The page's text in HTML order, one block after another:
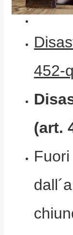
452-
(art.